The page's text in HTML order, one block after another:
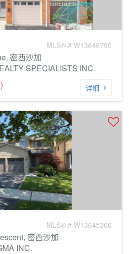
MLS® # W13646790
密西沙加
SPECIALISTS INC.
详细
MLS® # W13645306
密西沙加
INC.